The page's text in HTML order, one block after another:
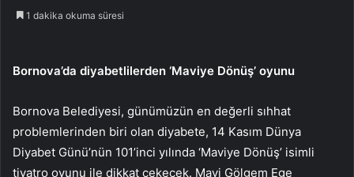
1 dakika okuma süresi
Bornova’da diyabetlilerden ‘Maviye Dönüş’ oyunu
Bornova Belediyesi, günümüzün en değerli sıhhat
problemlerinden biri olan diyabete, 14 Kasım Dünya
Diyabet Günü’nün 101’inci yılında ‘Maviye Dönüş’ isimli
tiyatro oyunu ile dikkat çekecek. Mavi Gölgem Ege